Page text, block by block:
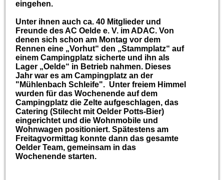
eingehen.
Unter ihnen auch ca. 40 Mitglieder und
Freunde des AC Oelde e. V. im ADAC. Von
denen sich schon am Montag vor dem
Rennen eine „Vorhut“ den „Stammplatz“ auf
einem Campingplatz sicherte und ihn als
Lager „Oelde“ in Betrieb nahmen. Dieses
Jahr war es am Campingplatz an der
"Mühlenbach Schleife". Unter freiem Himmel
wurden für das Wochenende auf dem
Campingplatz die Zelte aufgeschlagen, das
Catering (Stilecht mit Oelder Potts-Bier)
eingerichtet und die Wohnmobile und
Wohnwagen positioniert. Spätestens am
Freitagvormittag konnte dann das gesamte
Oelder Team, gemeinsam in das
Wochenende starten.